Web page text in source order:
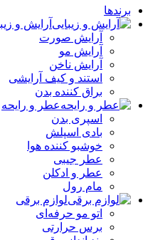
برندها
آرایش و زیبایی
آرایش صورت
آرایش مو
آرایش ناخن
استند و کیف آرایشی
براق کننده بدن
عطر و رایحه
اسپری بدن
بادی اسپلش
خوشبو کننده هوا
عطر جیبی
عطر و ادکلن
مام رول
لوازم برقی
اتو مو حرفه‌ای
برس حرارتی